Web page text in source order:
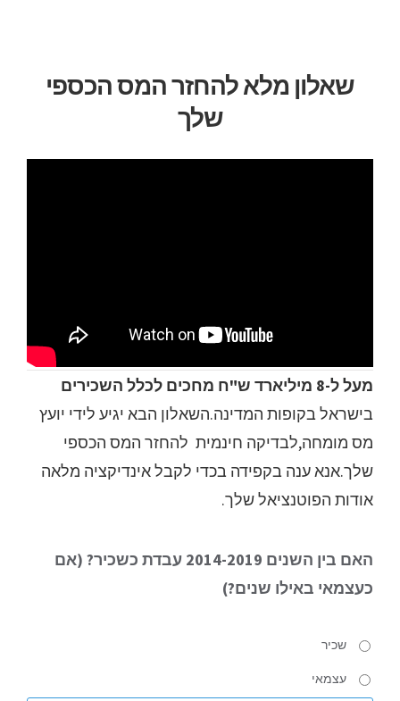
שאלון מלא להחזר המס הכספי
שלך
מעל ל-8 מיליארד ש"ח מחכים לכלל השכירים
בישראל בקופות המדינה.השאלון הבא יגיע לידי יועץ
מס מומחה,לבדיקה חינמית להחזר המס הכספי
שלך.אנא ענה בקפידה בכדי לקבל אינדיקציה מלאה
אודות הפוטנציאל שלך.
האם בין השנים 2014-2019 עבדת כשכיר? (אם
כעצמאי באילו שנים?)
שכיר
עצמאי